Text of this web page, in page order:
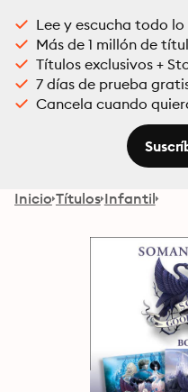
Lee y escucha todo lo
Más de 1 millón de
Títulos exclusivos +
7 días de prueba
Cancela cuando
Inicio Títulos Infantil